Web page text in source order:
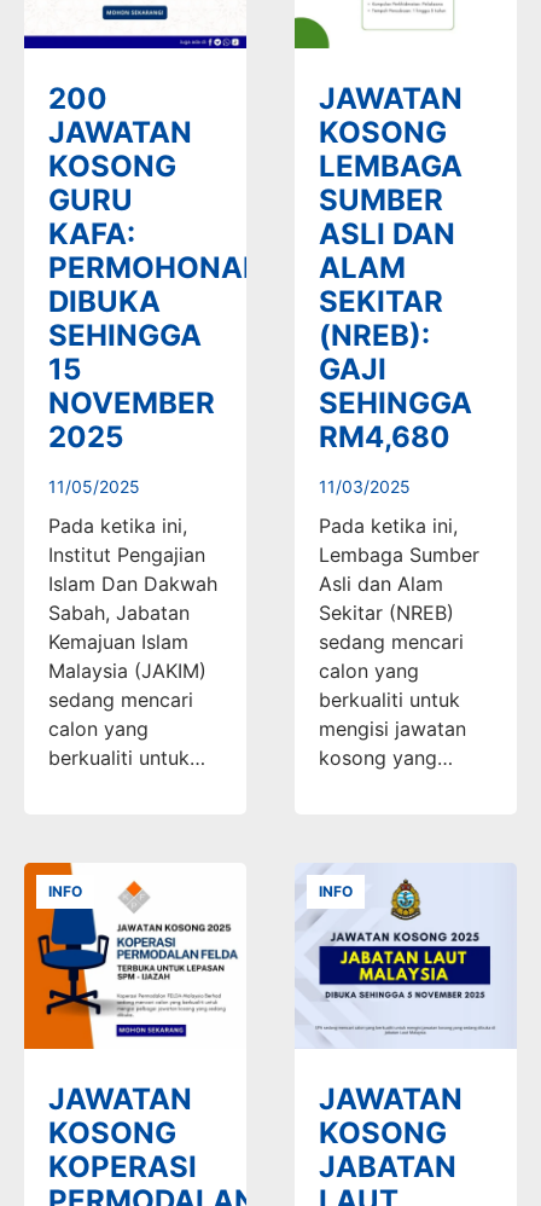
200
JAWATAN
KOSONG
GURU
KAFA:
PERMOHONAN
DIBUKA
SEHINGGA
15
NOVEMBER
2025
11/05/2025
Pada ketika ini,
Institut Pengajian
Islam Dan Dakwah
Sabah, Jabatan
Kemajuan Islam
Malaysia (JAKIM)
sedang mencari
calon yang
berkualiti untuk…
JAWATAN
KOSONG
LEMBAGA
SUMBER
ASLI DAN
ALAM
SEKITAR
(NREB):
GAJI
SEHINGGA
RM4,680
11/03/2025
Pada ketika ini,
Lembaga Sumber
Asli dan Alam
Sekitar (NREB)
sedang mencari
calon yang
berkualiti untuk
mengisi jawatan
kosong yang…
INFO
JAWATAN
KOSONG
KOPERASI
INFO
JAWATAN
KOSONG
JABATAN